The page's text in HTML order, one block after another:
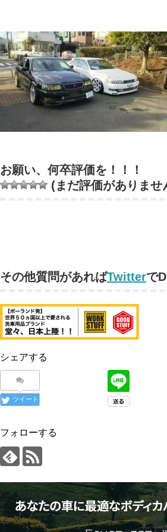
お願い、何卒評価を！！！
(まだ評価がありませ
その他質問があればTwitterで
シェアする
ツイート
フォローする